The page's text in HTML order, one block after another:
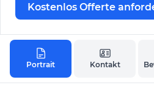
Kostenlos Offerte
Portrait Kontakt